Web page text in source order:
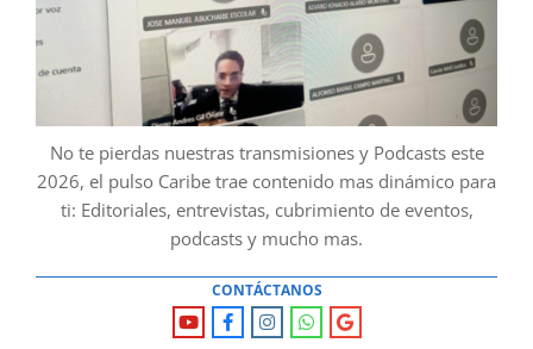
No te pierdas nuestras transmisiones y Podcasts este
2026, el pulso Caribe trae contenido mas dinámico para
ti: Editoriales, entrevistas, cubrimiento de eventos,
podcasts y mucho mas.
CONTÁCTANOS